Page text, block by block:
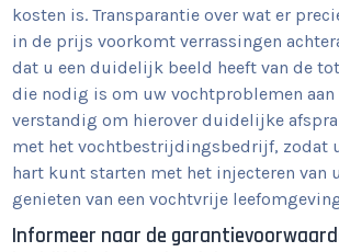
kosten is. Transparantie over wat er
in de prijs voorkomt verrassingen
dat u een duidelijk beeld heeft van de
die nodig is om uw vochtproblemen aan
verstandig om hierover duidelijke
met het vochtbestrijdingsbedrijf, zodat
hart kunt starten met het injecteren van
genieten van een vochtvrije
Informeer naar de